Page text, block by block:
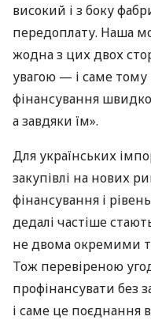
високий і з боку
передоплату. Наша
жодна з цих двох
увагою — і саме
фінансування
а завдяки їм».
Для українських
закупівлі на нових
фінансування і
дедалі частіше
не двома окремими
Тож перевіреною
профінансувати без
і саме це поєднання